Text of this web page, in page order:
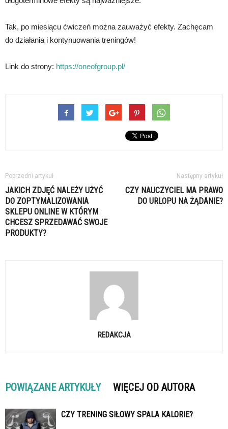
Tak, po miesiącu ćwiczeń można zauważyć efekty. Zachęcam
do działania i kontynuowania treningów!
Link do strony: https://oneofgroup.pl/
Poprzedni artykuł
JAKICH ZDJĘĆ NALEŻY UŻYĆ
DO ZOPTYMALIZOWANIA
SKLEPU ONLINE W KTÓRYM
CHCESZ SPRZEDAWAĆ SWOJE
PRODUKTY?
Następny artykuł
CZY NAUCZYCIEL MA PRAWO
DO URLOPU NA ŻĄDANIE?
REDAKCJA
POWIĄZANE ARTYKUŁY WIĘCEJ OD AUTORA
CZY TRENING SIŁOWY SPALA KALORIE?